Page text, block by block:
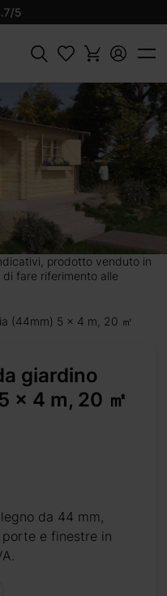
Cercare
prodotto venduto in
di fare riferimento alle
(44mm) 5 x 4 m, 20 ㎡
giardino
x 4 m, 20 ㎡
da 44 mm,
e finestre in